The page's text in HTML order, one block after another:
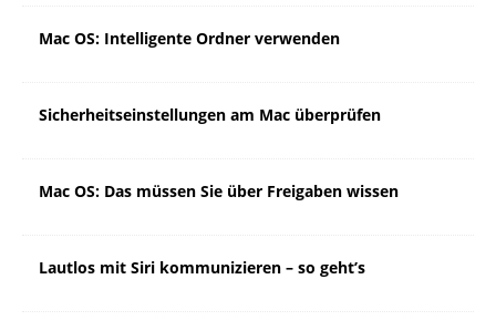
Mac OS: Intelligente Ordner verwenden
Sicherheitseinstellungen am Mac überprüfen
Mac OS: Das müssen Sie über Freigaben wissen
Lautlos mit Siri kommunizieren – so geht’s